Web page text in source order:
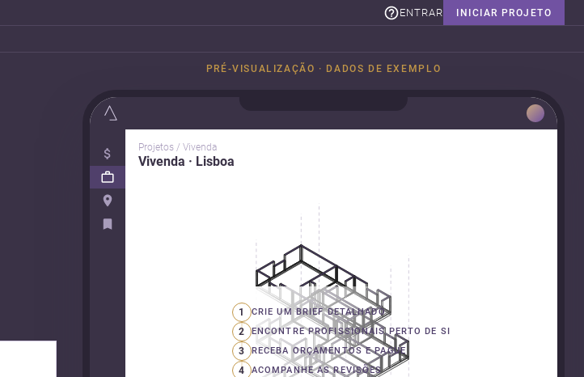
INICIAR PROJETO
ENTRAR
PRÉ-VISUALIZAÇÃO · DADOS DE EXEMPLO
Projetos / Vivenda
Vivenda · Lisboa
1 CRIE UM BRIEF DETALHADO
2 ENCONTRE PROFISSIONAIS PERTO DE SI
3 RECEBA ORÇAMENTOS E PAGUE
4 ACOMPANHE AS REVISÕES